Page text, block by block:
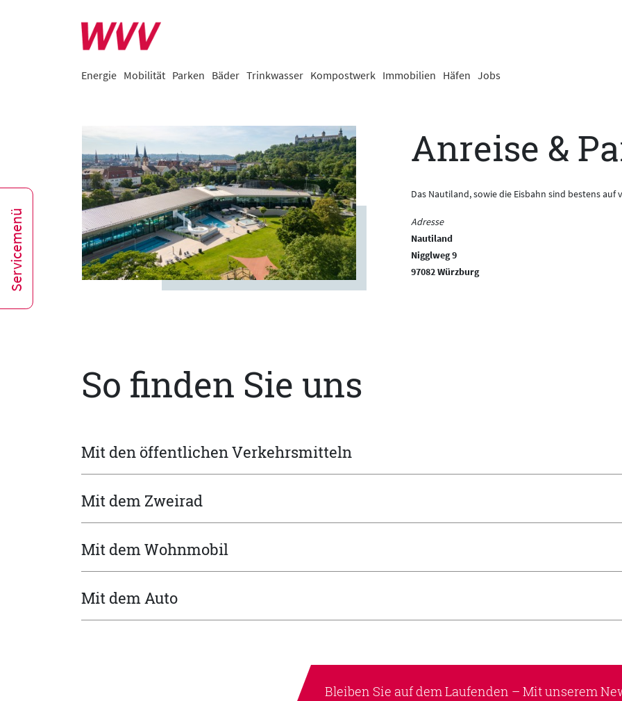
Servicemenü
Energie Mobilität Parken Bäder Trinkwasser Kompostwerk Immobilien Häfen Jobs
Anreise &
Das Nautiland, sowie die Eisbahn sind bestens auf
Adresse
Nautiland
Nigglweg 9
97082 Würzburg
So finden Sie uns
Mit den öffentlichen Verkehrsmitteln
Mit dem Zweirad
Mit dem Wohnmobil
Mit dem Auto
Bleiben Sie auf dem Laufenden – Mit unserem